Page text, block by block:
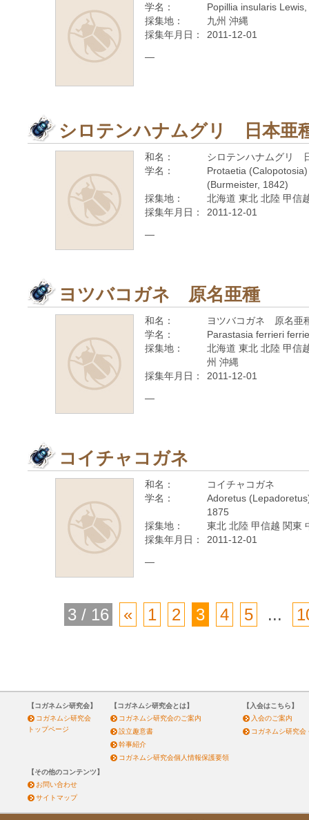
学名：
Popillia insularis
採集地：
九州 沖縄
採集年月日：
2011-12-01
—
シロテンハナムグリ 日本亜
和名：
シロテンハナムグリ
学名：
Protaetia
(Burmeister, 1842)
採集地：
北海道 東北 北陸 甲信
採集年月日：
2011-12-01
—
ヨツバコガネ 原名亜種
和名：
ヨツバコガネ 原名亜
学名：
Parastasia ferrieri
採集地：
北海道 東北 北陸 甲信
州 沖縄
採集年月日：
2011-12-01
—
コイチャコガネ
和名：
コイチャコガネ
学名：
Adoretus
1875
採集地：
東北 北陸 甲信越 関東
採集年月日：
2011-12-01
—
3 / 16 « 1 2 3 4 5 ...
【コガネムシ研究会】
コガネムシ研究会
トップページ
【コガネムシ研究会とは】
コガネムシ研究会のご案内
設立趣意書
幹事紹介
コガネムシ研究会個人情報保護要領
【入会はこちら】
入会のご案内
コガネムシ研究会
【その他のコンテンツ】
お問い合わせ
サイトマップ